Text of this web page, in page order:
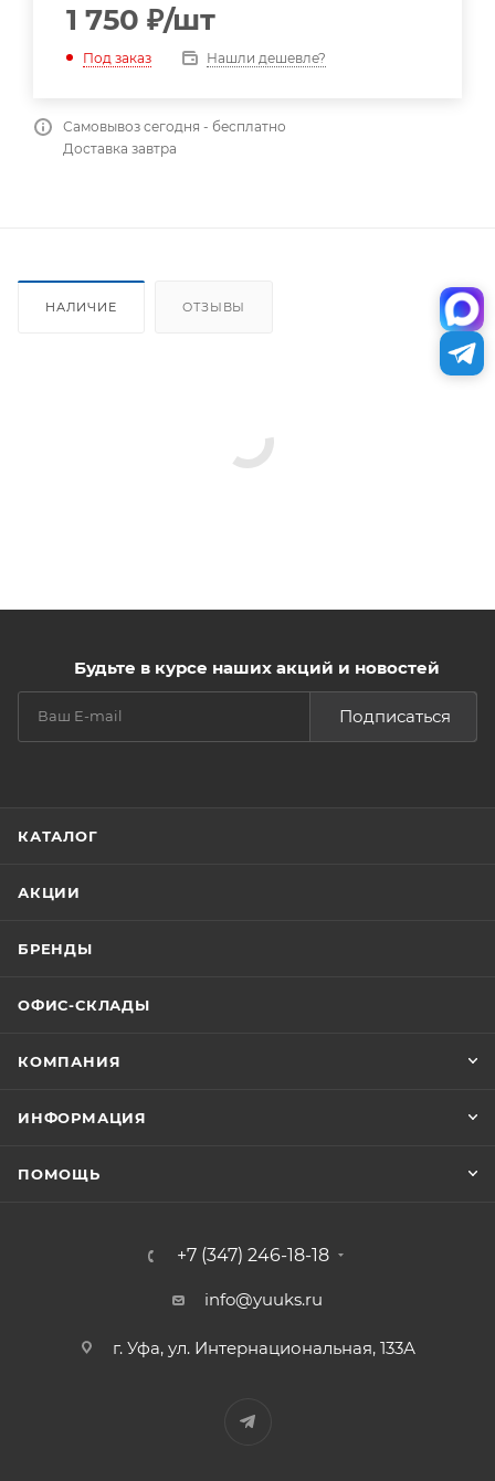
1 750 ₽/шт
Под заказ Нашли дешевле?
Самовывоз сегодня - бесплатно
Доставка завтра
НАЛИЧИЕ ОТЗЫВЫ
Будьте в курсе наших акций и новостей
Подписаться
КАТАЛОГ
АКЦИИ
БРЕНДЫ
ОФИС-СКЛАДЫ
КОМПАНИЯ
ИНФОРМАЦИЯ
ПОМОЩЬ
+7 (347) 246-18-18
info@yuuks.ru
г. Уфа, ул. Интернациональная, 133А